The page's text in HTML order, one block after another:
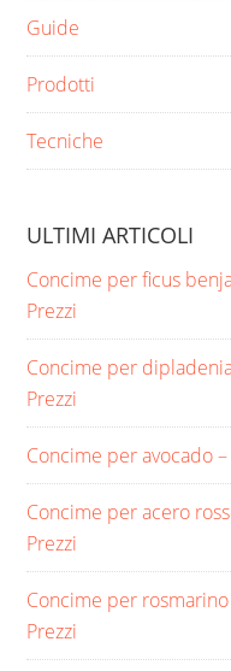
Guide
Prodotti
Tecniche
ULTIMI ARTICOLI
Concime per ficus
Prezzi
Concime per
Prezzi
Concime per avocado​
Concime per acero
Prezzi
Concime per
Prezzi